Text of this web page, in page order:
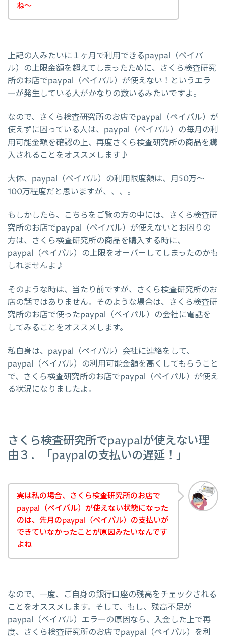
ね～
上記の人みたいに１ヶ月で利用できるpaypal（ペイパ
ル）の上限金額を超えてしまったために、さくら検査研究
所のお店でpaypal（ペイパル）が使えない！というエラ
ーが発生している人がかなりの数いるみたいですよ。
なので、さくら検査研究所のお店でpaypal（ペイパル）が
使えずに困っている人は、paypal（ペイパル）の毎月の利
用可能金額を確認の上、再度さくら検査研究所の商品を購
入されることをオススメします♪
大体、paypal（ペイパル）の利用限度額は、月50万～
100万程度だと思いますが、、、。
もしかしたら、こちらをご覧の方の中には、さくら検査研
究所のお店でpaypal（ペイパル）が使えないとお困りの
方は、さくら検査研究所の商品を購入する時に、
paypal（ペイパル）の上限をオーバーしてしまったのかも
しれませんよ♪
そのような時は、当たり前ですが、さくら検査研究所のお
店の話ではありません。そのような場合は、さくら検査研
究所のお店で使ったpaypal（ペイパル）の会社に電話を
してみることをオススメします。
私自身は、paypal（ペイパル）会社に連絡をして、
paypal（ペイパル）の利用可能金額を高くしてもらうこと
で、さくら検査研究所のお店でpaypal（ペイパル）が使え
る状況になりましたよ。
さくら検査研究所でpaypalが使えない理
由３．「paypalの支払いの遅延！」
実は私の場合、さくら検査研究所のお店で
paypal（ペイパル）が使えない状態になった
のは、先月のpaypal（ペイパル）の支払いが
できていなかったことが原因みたいなんです
よね
なので、一度、ご自身の銀行口座の残高をチェックされる
ことをオススメします。そして、もし、残高不足が
paypal（ペイパル）エラーの原因なら、入金した上で再
度、さくら検査研究所のお店でpaypal（ペイパル）を利